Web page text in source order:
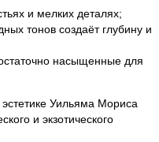
и мелких деталях;
тонов создаёт глубину и
насыщенные для
Уильяма Мориса
и экзотического